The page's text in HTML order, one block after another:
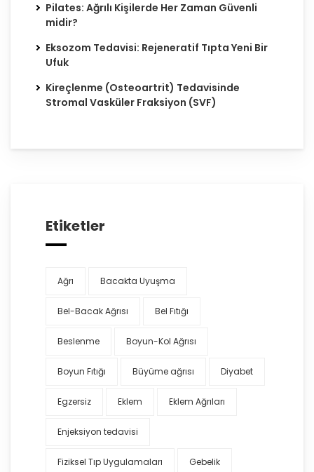
Pilates: Ağrılı Kişilerde Her Zaman Güvenli
midir?
Eksozom Tedavisi: Rejeneratif Tıpta Yeni Bir
Ufuk
Kireçlenme (Osteoartrit) Tedavisinde
Stromal Vasküler Fraksiyon (SVF)
Etiketler
Ağrı Bacakta Uyuşma
Bel-Bacak Ağrısı Bel Fıtığı
Beslenme Boyun-Kol Ağrısı
Boyun Fıtığı Büyüme ağrısı Diyabet
Egzersiz Eklem Eklem Ağrıları
Enjeksiyon tedavisi
Fiziksel Tıp Uygulamaları Gebelik